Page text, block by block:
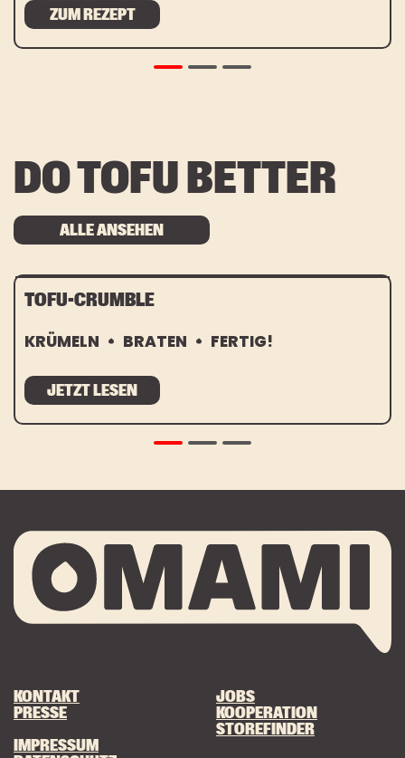
ZUM REZEPT
DO TOFU BETTER
ALLE ANSEHEN
TOFU-CRUMBLE
KRÜMELN BRATEN FERTIG!
JETZT LESEN
KONTAKT
PRESSE
JOBS
KOOPERATION
STOREFINDER
IMPRESSUM